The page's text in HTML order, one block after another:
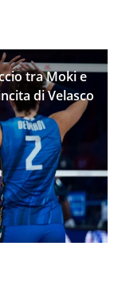
tra Moki e
di Velasco